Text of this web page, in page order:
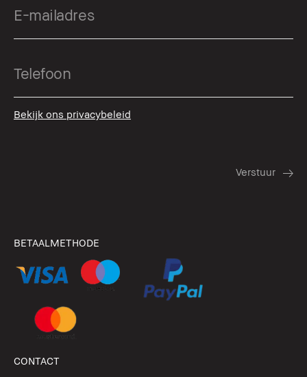
Bekijk ons privacybeleid
BETAALMETHODE
CONTACT